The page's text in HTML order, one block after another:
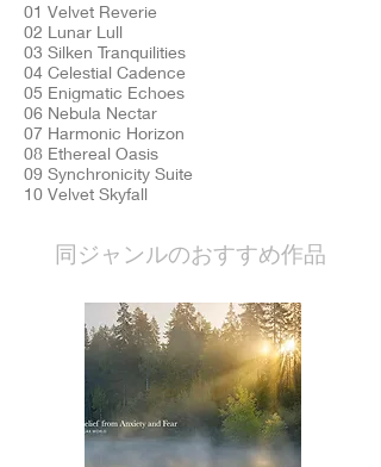
01 Velvet Reverie
02 Lunar Lull
03 Silken Tranquilities
04 Celestial Cadence
05 Enigmatic Echoes
06 Nebula Nectar
07 Harmonic Horizon
08 Ethereal Oasis
09 Synchronicity Suite
10 Velvet Skyfall
​同ジャンルのおすすめ作品